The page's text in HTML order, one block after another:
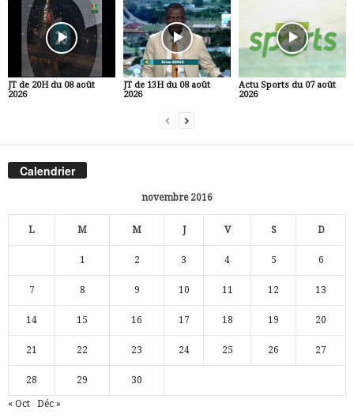
JT de 20H du 08 août
2026
JT de 13H du 08 août
2026
Actu Sports du 07 août
2026
Calendrier
novembre 2016
L M M J V S D
1 2 3 4 5 6
7 8 9 10 11 12 13
14 15 16 17 18 19 20
21 22 23 24 25 26 27
28 29 30
« Oct Déc »